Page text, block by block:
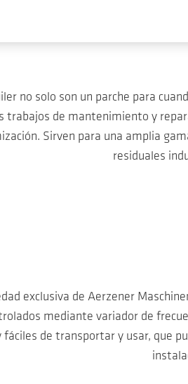
no solo son un parche para
de mantenimiento y
Sirven para una amplia
residuales
exclusiva de Aerzener
mediante variador de
fáciles de transportar y usar, que